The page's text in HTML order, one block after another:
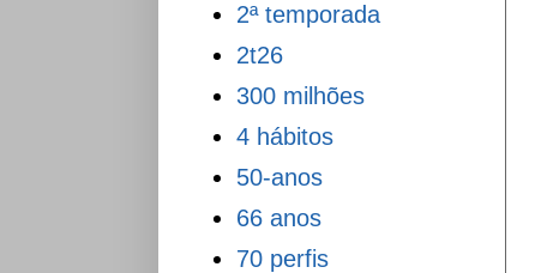
2ª temporada
2t26
300 milhões
4 hábitos
50-anos
66 anos
70 perfis